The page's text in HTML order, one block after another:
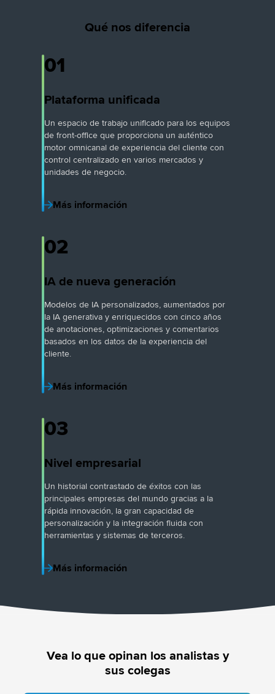
Qué nos diferencia
01
Plataforma unificada
Un espacio de trabajo unificado para los equipos
de front-office que proporciona un auténtico
motor omnicanal de experiencia del cliente con
control centralizado en varios mercados y
unidades de negocio.
Más información
02
IA de nueva generación
Modelos de IA personalizados, aumentados por
la IA generativa y enriquecidos con cinco años
de anotaciones, optimizaciones y comentarios
basados en los datos de la experiencia del
cliente.
Más información
03
Nivel empresarial
Un historial contrastado de éxitos con las
principales empresas del mundo gracias a la
rápida innovación, la gran capacidad de
personalización y la integración fluida con
herramientas y sistemas de terceros.
Más información
Vea lo que opinan los analistas y
sus colegas